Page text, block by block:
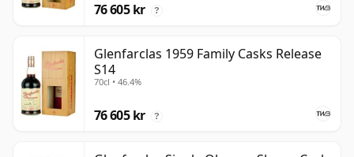
76 605 kr ?
Glenfarclas 1959 Family Casks Release
S14
70cl • 46.4%
76 605 kr ?